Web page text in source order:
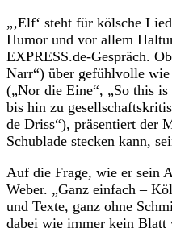
„‚Elf‘ steht für kölsche
Humor und vor allem
EXPRESS.de-Gespräch.
Narr“) über gefühlvolle
(„Nor die Eine“, „So this
bis hin zu
de Driss“), präsentiert der
Schublade stecken kann,
Auf die Frage, wie er sein
Weber. „Ganz einfach –
und Texte, ganz ohne
dabei wie immer kein Blatt